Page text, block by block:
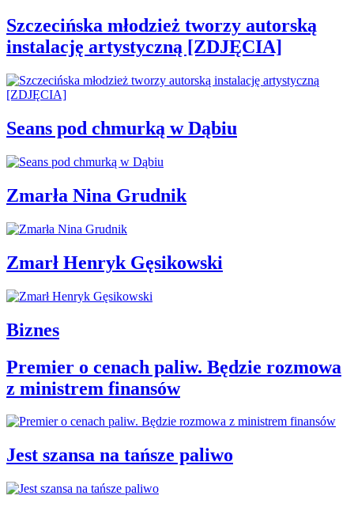
Szczecińska młodzież tworzy autorską
instalację artystyczną [ZDJĘCIA]
Seans pod chmurką w Dąbiu
Zmarła Nina Grudnik
Zmarł Henryk Gęsikowski
Biznes
Premier o cenach paliw. Będzie rozmowa
z ministrem finansów
Jest szansa na tańsze paliwo